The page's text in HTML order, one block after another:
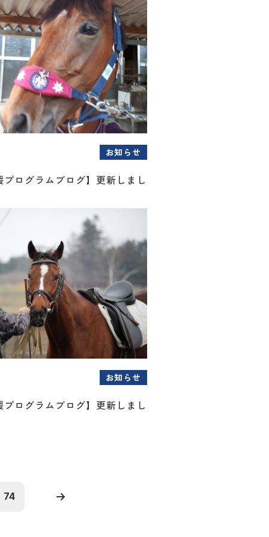
お知らせ
ログラムブログ】更新しまし
お知らせ
ログラムブログ】更新しまし
74